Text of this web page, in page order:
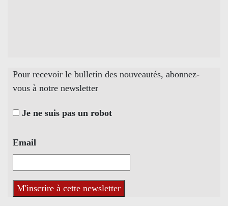
Pour recevoir le bulletin des nouveautés, abonnez-
vous à notre newsletter
Je ne suis pas un robot
Email